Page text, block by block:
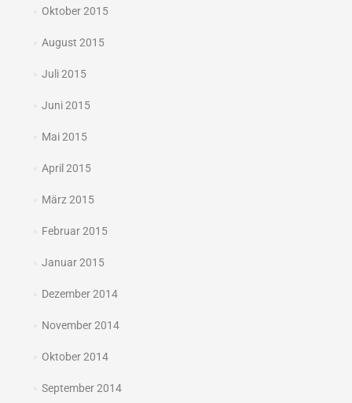
Oktober 2015
August 2015
Juli 2015
Juni 2015
Mai 2015
April 2015
März 2015
Februar 2015
Januar 2015
Dezember 2014
November 2014
Oktober 2014
September 2014